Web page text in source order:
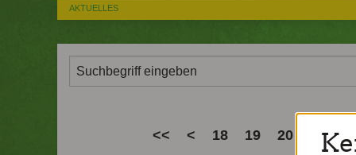
AKTUELLES
<< < 18 19 20 21